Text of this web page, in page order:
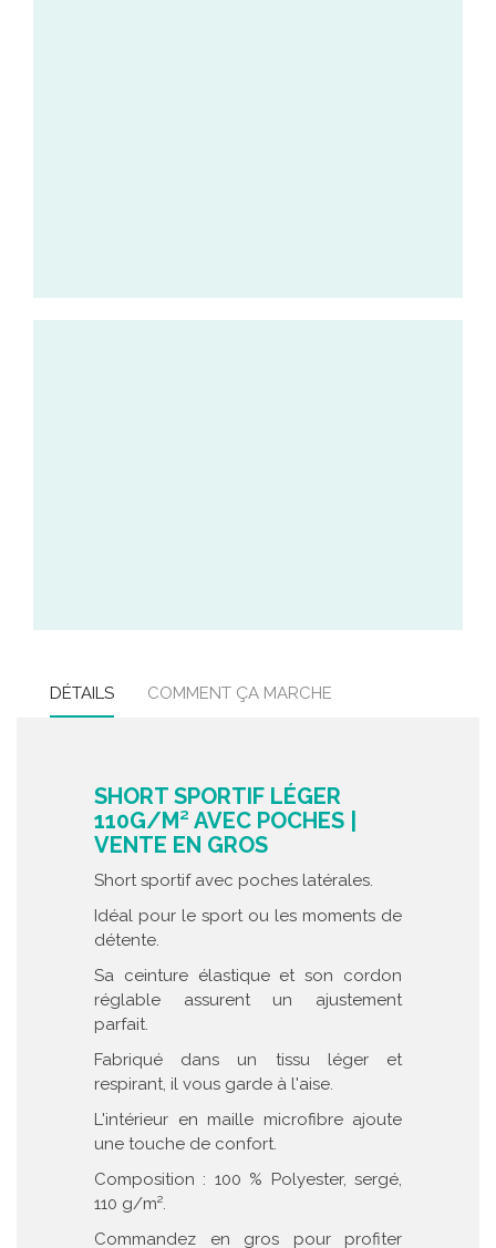
DÉTAILS COMMENT ÇA MARCHE
SHORT SPORTIF LÉGER
110G/M² AVEC POCHES |
VENTE EN GROS
Short sportif avec poches latérales.
Idéal pour le sport ou les moments de
détente.
Sa ceinture élastique et son cordon
réglable assurent un ajustement
parfait.
Fabriqué dans un tissu léger et
respirant, il vous garde à l'aise.
L'intérieur en maille microfibre ajoute
une touche de confort.
Composition : 100 % Polyester, sergé,
110 g/m².
Commandez en gros pour profiter